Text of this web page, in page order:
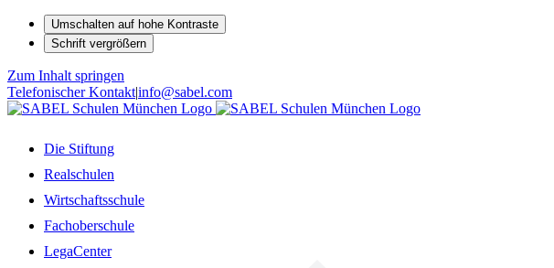
Umschalten auf hohe Kontraste
Schrift vergrößern
Zum Inhalt springen
Telefonischer Kontakt|info@sabel.com
Die Stiftung
Realschulen
Wirtschaftsschule
Fachoberschule
LegaCenter